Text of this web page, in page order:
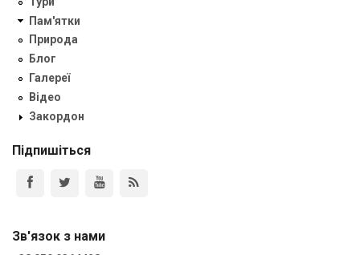
Пам'ятки
Природа
Блог
Галереї
Відео
Закордон
Підпишіться
Зв'язок з нами